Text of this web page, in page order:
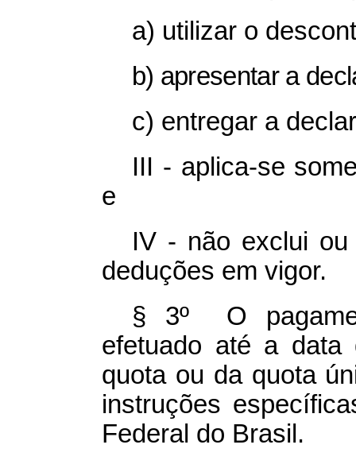
a) utilizar o
b) apresentar a
c) entregar a
III - aplica-se
e
IV - não exclui
deduções em vigor.
§ 3º O
efetuado até a data
quota ou da quota
instruções
Federal do Brasil.